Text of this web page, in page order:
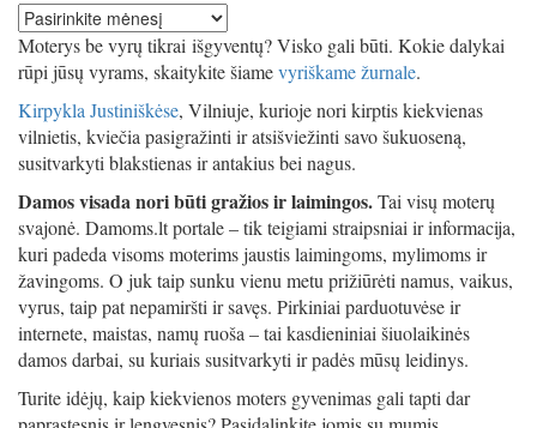
Seni
straipsniai
Moterys be vyrų tikrai išgyventų? Visko gali būti. Kokie dalykai
rūpi jūsų vyrams, skaitykite šiamevyriškame žurnale.
Kirpykla Justiniškėse, Vilniuje, kurioje nori kirptis kiekvienas
vilnietis, kviečia pasigražinti ir atsišviežinti savo šukuoseną,
susitvarkyti blakstienas ir antakius bei nagus.
Damos visada nori būti gražios ir laimingos.Tai visų moterų
svajonė. Damoms.lt portale – tik teigiami straipsniai ir informacija,
kuri padeda visoms moterims jaustis laimingoms, mylimoms ir
žavingoms. O juk taip sunku vienu metu prižiūrėti namus, vaikus,
vyrus, taip pat nepamiršti ir savęs. Pirkiniai parduotuvėse ir
internete, maistas, namų ruoša – tai kasdieniniai šiuolaikinės
damos darbai, su kuriais susitvarkyti ir padės mūsų leidinys.
Turite idėjų, kaip kiekvienos moters gyvenimas gali tapti dar